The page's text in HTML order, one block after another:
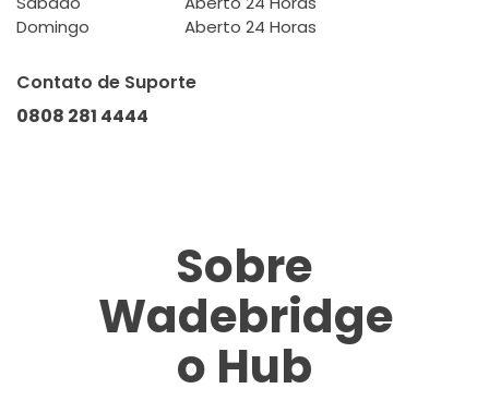
Domingo
Aberto 24 Horas
Contato de Suporte
0808 281 4444
Sobre
Wadebridge
o Hub